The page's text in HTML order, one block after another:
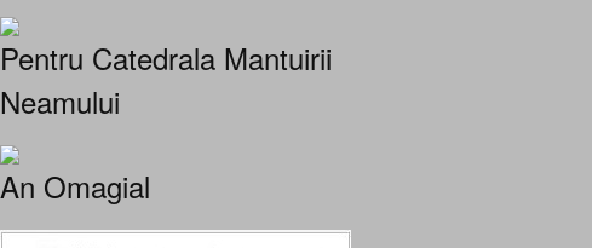
Pentru Catedrala Mantuirii
Neamului
An Omagial